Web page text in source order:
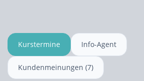
Kurstermine Info-Agent
Kundenmeinungen (7)